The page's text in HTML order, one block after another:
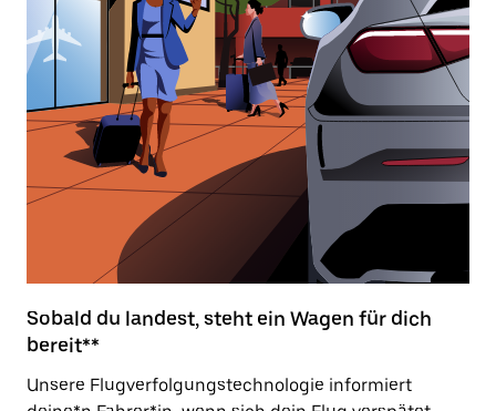
Sobald du landest, steht ein Wagen für dich
bereit**
Unsere Flugverfolgungstechnologie informiert